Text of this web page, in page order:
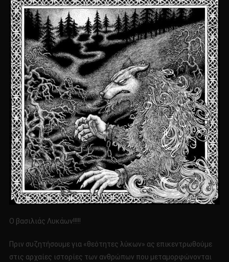
Ο βασιλιάς Λυκάων!!!!!
Πριν συζητήσουμε για «θεότητες λύκων» ας επικεντρωθούμε
στις αρχαίες ιστορίες των ανθρώπων που μεταμορφώνονται